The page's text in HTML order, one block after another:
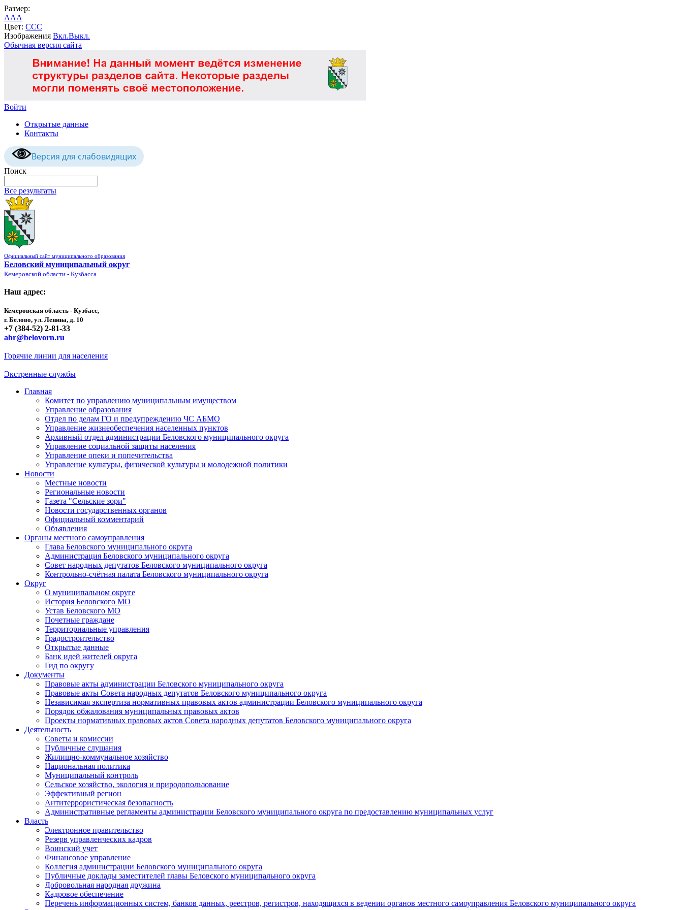
Размер:
AAA
Цвет: CCC
Изображения Вкл.Выкл.
Обычная версия сайта
Войти
Открытые данные
Контакты
Версия для слабовидящих
Поиск
Все результаты
Официальный сайт муниципального образования
Беловский муниципальный округ
Кемеровской области - Кузбасса
Наш адрес:
Кемеровская область - Кузбасс,
г. Белово, ул. Ленина, д. 10
+7 (384-52) 2-81-33
abr@belovorn.ru
Горячие линии для населения
Экстренные службы
Главная
Комитет по управлению муниципальным имуществом
Управление образования
Отдел по делам ГО и предупреждению ЧС АБМО
Управление жизнеобеспечения населенных пунктов
Архивный отдел администрации Беловского муниципального округа
Управление социальной защиты населения
Управление опеки и попечительства
Управление культуры, физической культуры и молодежной политики
Новости
Местные новости
Региональные новости
Газета "Сельские зори"
Новости государственных органов
Официальный комментарий
Объявления
Органы местного самоуправления
Глава Беловского муниципального округа
Администрация Беловского муниципального округа
Совет народных депутатов Беловского муниципального округа
Контрольно-счётная палата Беловского муниципального округа
Округ
О муниципальном округе
История Беловского МО
Устав Беловского МО
Почетные граждане
Территориальные управления
Градостроительство
Открытые данные
Банк идей жителей округа
Гид по округу
Документы
Правовые акты администрации Беловского муниципального округа
Правовые акты Совета народных депутатов Беловского муниципального округа
Независимая экспертиза нормативных правовых актов администрации Беловского муниципального округа
Порядок обжалования муниципальных правовых актов
Проекты нормативных правовых актов Совета народных депутатов Беловского муниципального округа
Деятельность
Советы и комиссии
Публичные слушания
Жилищно-коммунальное хозяйство
Национальная политика
Муниципальный контроль
Сельское хозяйство, экология и природопользование
Эффективный регион
Антитеррористическая безопасность
Административные регламенты администрации Беловского муниципального округа по предоставлению муниципальных услуг
Власть
Электронное правительство
Резерв управленческих кадров
Воинский учет
Финансовое управление
Коллегия администрации Беловского муниципального округа
Публичные доклады заместителей главы Беловского муниципального округа
Добровольная народная дружина
Кадровое обеспечение
Перечень информационных систем, банков данных, реестров, регистров, находящихся в ведении органов местного самоуправления Беловского муниципального округа